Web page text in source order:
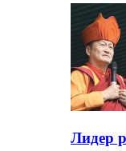
Лидер